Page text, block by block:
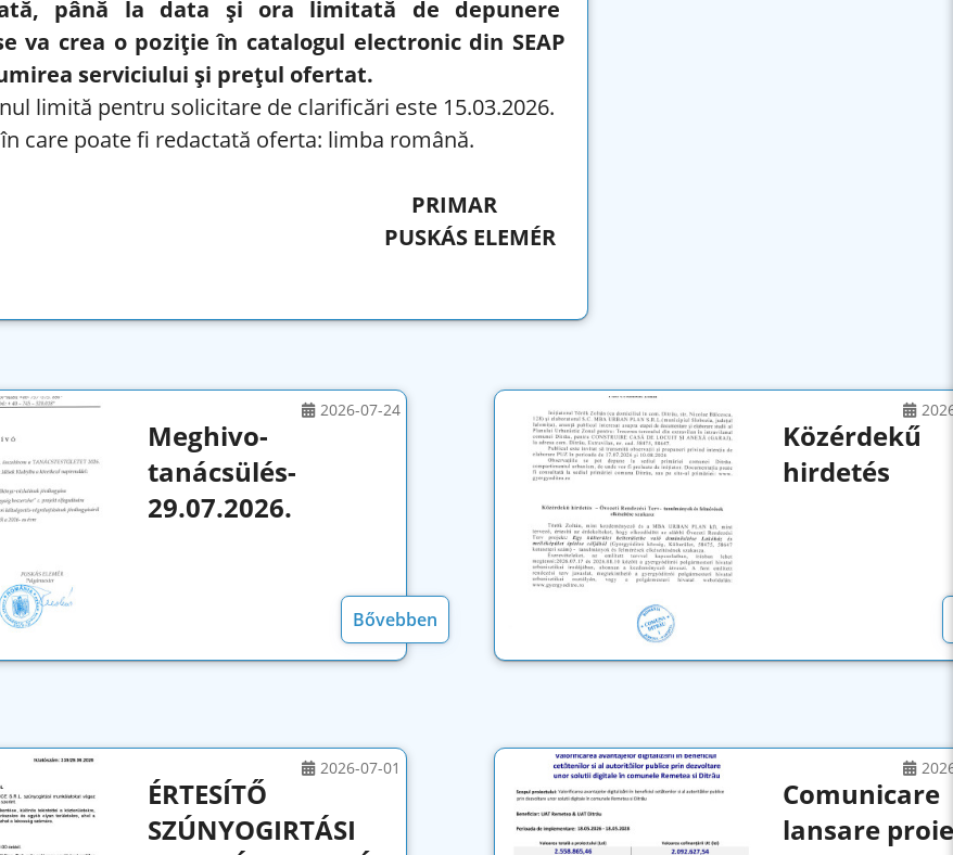
până la data și ora limitată de depunere
va crea o poziție în catalogul electronic din SEAP
serviciului și prețul ofertat.
limită pentru solicitare de clarificări este 15.03.2026.
care poate fi redactată oferta: limba română.
PRIMAR
PUSKÁS ELEMÉR
Meghivo-
tanácsülés-
29.07.2026.
2026-07-24
Bővebben
Közérdekű
hirdetés
ÉRTESÍTŐ
SZÚNYOGIRTÁSI
2026-07-01
Comunicare
lansare